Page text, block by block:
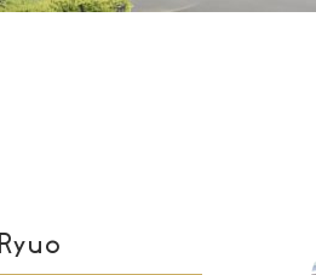
Ryuo